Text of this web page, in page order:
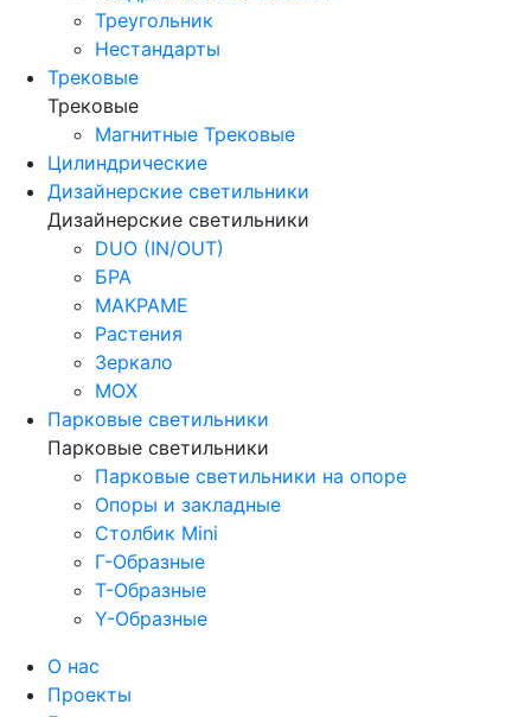
Треугольник
Нестандарты
Трековые
Трековые
Магнитные Трековые
Цилиндрические
Дизайнерские светильники
Дизайнерские светильники
DUO (IN/OUT)
БРА
МАКРАМЕ
Растения
Зеркало
МОХ
Парковые светильники
Парковые светильники
Парковые светильники на опоре
Опоры и закладные
Столбик Mini
Г-Образные
Т-Образные
Y-Образные
О нас
Проекты